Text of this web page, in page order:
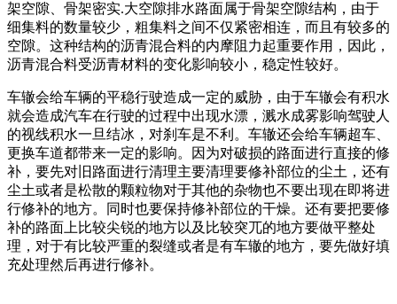
架空隙、骨架密实.大空隙排水路面属于骨架空隙结构，由于
细集料的数量较少，粗集料之间不仅紧密相连，而且有较多的
空隙。这种结构的沥青混合料的内摩阻力起重要作用，因此，
沥青混合料受沥青材料的变化影响较小，稳定性较好。
车辙会给车辆的平稳行驶造成一定的威胁，由于车辙会有积水
就会造成汽车在行驶的过程中出现水漂，溅水成雾影响驾驶人
的视线积水一旦结冰，对刹车是不利。车辙还会给车辆超车、
更换车道都带来一定的影响。因为对破损的路面进行直接的修
补，要先对旧路面进行清理主要清理要修补部位的尘土，还有
尘土或者是松散的颗粒物对于其他的杂物也不要出现在即将进
行修补的地方。同时也要保持修补部位的干燥。还有要把要修
补的路面上比较尖锐的地方以及比较突兀的地方要做平整处
理，对于有比较严重的裂缝或者是有车辙的地方，要先做好填
充处理然后再进行修补。